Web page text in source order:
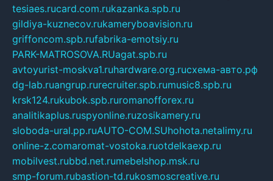
tesiaes.rucard.com.rukazanka.spb.ru
gildiya-kuznecov.rukameryboavision.ru
griffoncom.spb.rufabrika-emotsiy.ru
PARK-MATROSOVA.RUagat.spb.ru
avtoyurist-moskva1.ruhardware.org.ruсхема-авто.рф
dg-lab.ruangrup.rurecruiter.spb.rumusic8.spb.ru
krsk124.rukubok.spb.ruromanofforex.ru
analitikaplus.ruspyonline.ruzosikamery.ru
sloboda-ural.pp.ruAUTO-COM.SUhohota.netalimy.ru
online-z.comaromat-vostoka.ruotdelkaexp.ru
mobilvest.rubbd.net.rumebelshop.msk.ru
smp-forum.rubastion-td.rukosmoscreative.ru